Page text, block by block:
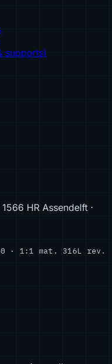
supports)
HR Assendelft ·
· 1:1 mat. 316L
rev.